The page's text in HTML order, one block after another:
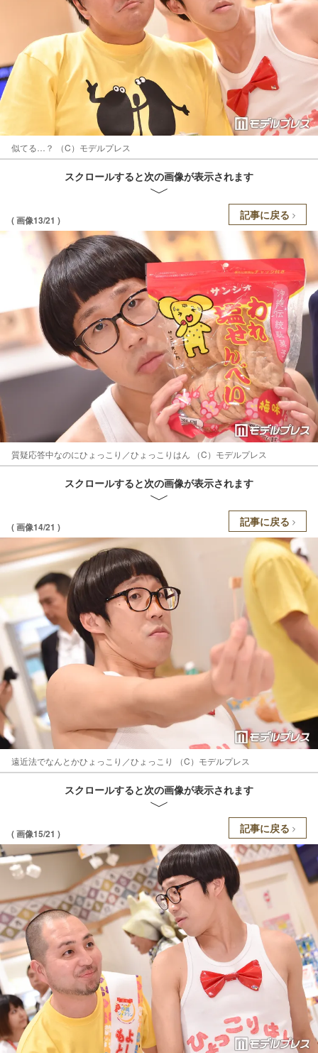
似てる…？ （C）モデルプレス
スクロールすると次の画像が表示されます
( 画像13/21 ) 記事に戻る
質疑応答中なのにひょっこり／ひょっこりはん （C）モデルプレス
スクロールすると次の画像が表示されます
( 画像14/21 ) 記事に戻る
遠近法でなんとかひょっこり／ひょっこり （C）モデルプレス
スクロールすると次の画像が表示されます
( 画像15/21 ) 記事に戻る